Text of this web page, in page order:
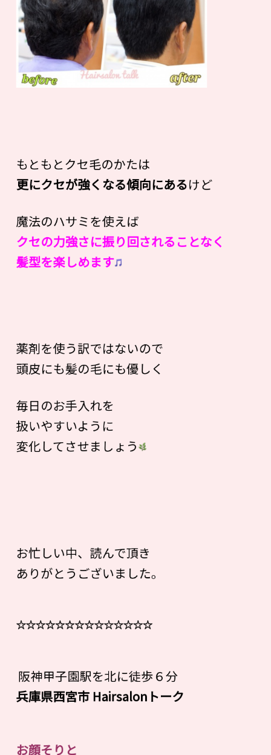
もともとクセ毛のかたは
更にクセが強くなる傾向にあるけど
魔法のハサミを使えば
クセの力強さに振り回されることなく
髪型を楽しめます
薬剤を使う訳ではないので
頭皮にも髪の毛にも優しく
毎日のお手入れを
扱いやすいように
変化してさせましょう
お忙しい中、読んで頂き
ありがとうございました。
☆☆☆☆☆☆☆☆☆☆☆☆☆☆
阪神甲子園駅を北に徒歩６分
兵庫県西宮市 Hairsalon トーク
お顔そりと